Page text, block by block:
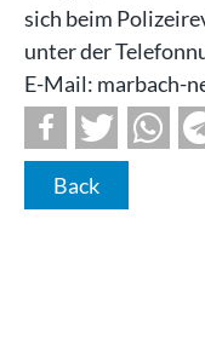
sich beim
unter der
E-Mail: marbach-
Back